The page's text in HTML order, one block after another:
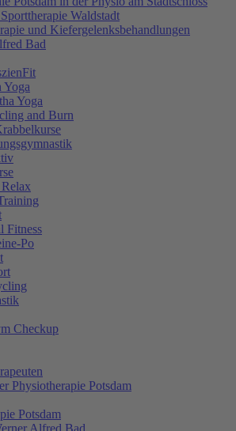
Waldstadt
und Kiefergelenksbehandlungen
Bad
Yoga
and Burn
Fitness
Po
Checkup
Physiotherapie Potsdam
Potsdam
Alfred Bad